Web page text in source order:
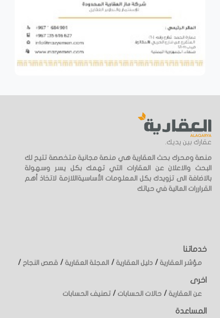
عقارك بين يديك.
منصة ومحرك بحث العقارية هي منصة مجانية متخصصة تتيح لك
البحث والاعلان عن العقارات التي تهمك بكل يسر وسهولة
بالاضافة الى تزويدك بكل المعلومات الأساسيةاللازمة لاتخاذ أهم
القراررات المالية في حياتك
خدماتنا
مؤشر العقارية / دليل العقارية / المجلة العقارية / قصص النجاح /
اخرى
عن العقارية / حالات الحسابات /تصنيف الحسابات
المساعدة